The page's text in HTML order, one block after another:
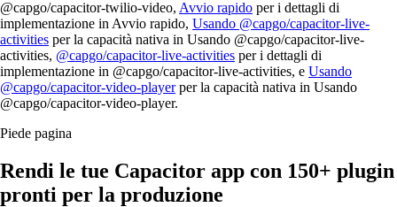
@capgo/capacitor-twilio-video, Avvio rapido per i dettagli di
implementazione in Avvio rapido, Usando @capgo/capacitor-live-
activities per la capacità nativa in Usando @capgo/capacitor-live-
activities, @capgo/capacitor-live-activities per i dettagli di
implementazione in @capgo/capacitor-live-activities, e Usando
@capgo/capacitor-video-playerper la capacità nativa in Usando
@capgo/capacitor-video-player.
Piede pagina
Rendi le tue Capacitor app con 150+ plugin
pronti per la produzione